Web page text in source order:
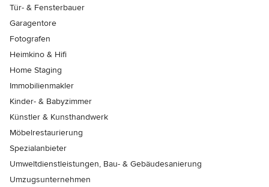
Tür- & Fensterbauer
Garagentore
Fotografen
Heimkino & Hifi
Home Staging
Immobilienmakler
Kinder- & Babyzimmer
Künstler & Kunsthandwerk
Möbelrestaurierung
Spezialanbieter
Umweltdienstleistungen, Bau- & Gebäudesanierung
Umzugsunternehmen